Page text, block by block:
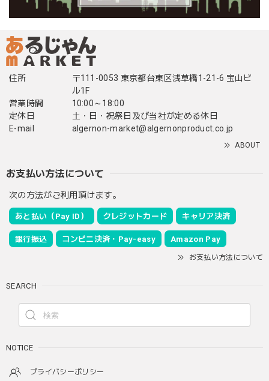
住所
〒111-0053 東京都台東区浅草橋1-21-6 宝山ビ
ル1F
営業時間
10:00～18:00
定休日
土・日・祝祭日及び当社が定める休日
E-mail
algernon-market@algernonproduct.co.jp
ABOUT
お支払い方法について
次の方法がご利用頂けます。
あと払い（Pay ID） クレジットカード キャリア決済
銀行振込 コンビニ決済・Pay-easy Amazon Pay
お支払い方法について
SEARCH
NOTICE
プライバシーポリシー